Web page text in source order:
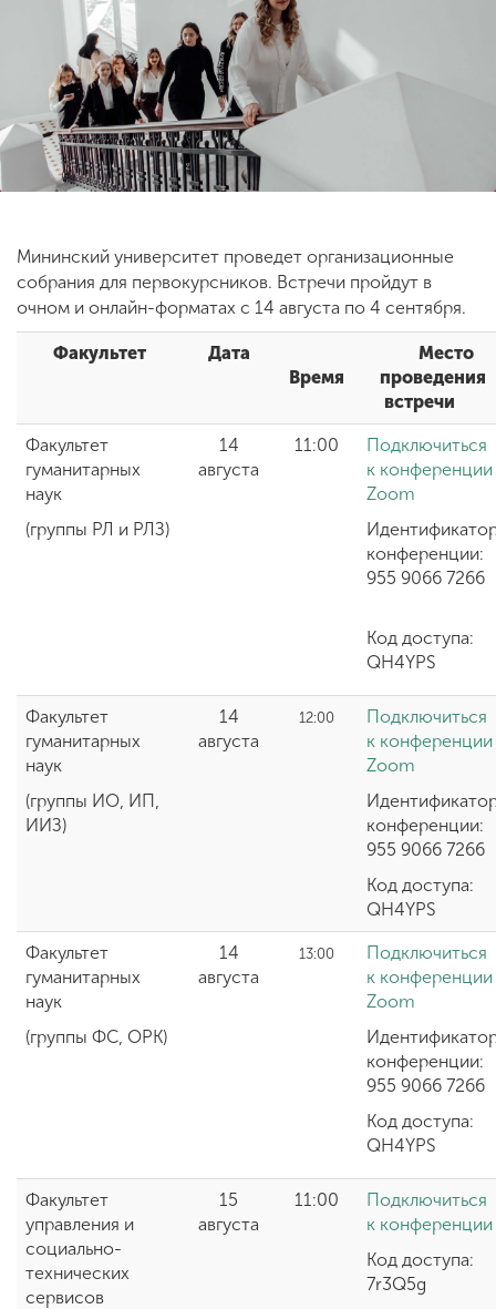
ENG SPN CHI
Приемная
Мининский университет проведет организационные
собрания для первокурсников. Встречи пройдут в
очном и онлайн-форматах с 14 августа по 4 сентября.
Факультет
Дата
Время
Место
проведения
встречи
Факультет
гуманитарных
наук
(группы РЛ и РЛЗ)
14
августа
11:00
Подключиться
к конференции
Zoom
конференции:
955 9066
Код доступа:
QH4YPS
Факультет
гуманитарных
наук
(группы ИО, ИП,
ИИЗ)
14
августа
12:00
Подключиться
к конференции
Zoom
конференции:
955 9066 7266
Код доступа:
QH4YPS
Факультет
гуманитарных
наук
(группы ФС, ОРК)
14
августа
13:00
Подключиться
к конференции
Zoom
конференции:
955 9066 7266
Код доступа:
QH4YPS
Факультет
управления и
социально-
технических
сервисов
15
августа
11:00
Подключиться
к конференции
Код доступа:
7r3Q5g